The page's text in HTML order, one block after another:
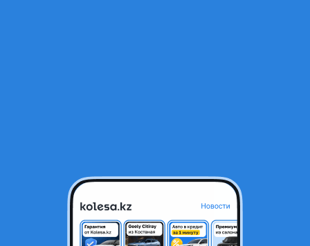
Lexus RX 350 2023 года